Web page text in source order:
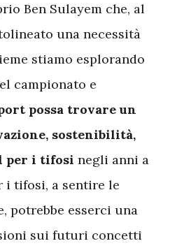
Ben Sulayem che, al
una necessità
stiamo esplorando
campionato e
possa trovare un
sostenibilità,
per i tifosi negli anni a
i tifosi, a sentire le
potrebbe esserci una
sui futuri concetti